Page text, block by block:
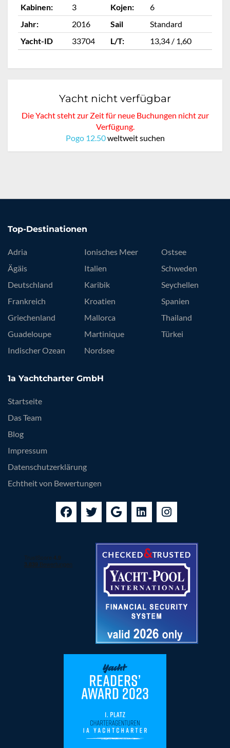
Kabinen: 3 Kojen:
6
Jahr:
2016 Sail
Standard
Yacht-ID
33704 L/T: 13,34 / 1,60
Yacht nicht verfügbar
Die Yacht steht zur Zeit für neue Buchungen nicht zur
Verfügung.
Pogo 12.50weltweit suchen
Top-Destinationen
Adria
Ägäis
Deutschland
Frankreich
Griechenland
Guadeloupe
Indischer Ozean
Ionisches Meer
Italien
Karibik
Kroatien
Mallorca
Martinique
Nordsee
Ostsee
Schweden
Seychellen
Spanien
Thailand
Türkei
1a Yachtcharter GmbH
Startseite
Das Team
Blog
Impressum
Datenschutzerklärung
Echtheit von Bewertungen